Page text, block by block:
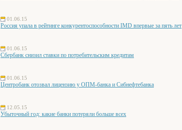
01.06.15
Россия упала в рейтинге конкурентоспособности IMD впервые за пять лет
01.06.15
Сбербанк снизил ставки по потребительским кредитам
01.06.15
Центробанк отозвал лицензию у ОПМ-банка и Сибнефтебанка
12.05.15
Убыточный год: какие банки потеряли больше всех